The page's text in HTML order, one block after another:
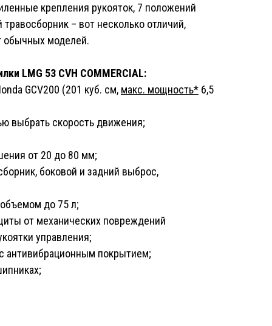
крепления рукояток, 7 положений
– вот несколько отличий,
обычных моделей.
LMG 53 CVH COMMERCIAL:
GCV200 (201 куб. см, макс. мощность* 6,5
выбрать скорость движения;
от 20 до 80 мм;
боковой и задний выброс,
до 75 л;
от механических повреждений
управления;
антивибрационным покрытием;